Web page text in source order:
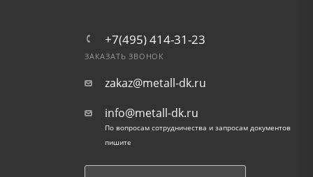
+7(495) 414-31-23
ЗАКАЗАТЬ ЗВОНОК
zakaz@metall-dk.ru
info@metall-dk.ru
По вопросам сотрудничества и запросам документов
пишите